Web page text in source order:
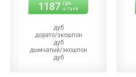
1187 грн
штука
дуб
дорато/экошпон
дуб
дымчатый/экошпон
дуб